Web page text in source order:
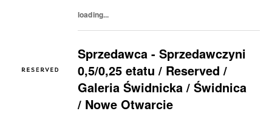
loading...
Sprzedawca - Sprzedawczyni
0,5/0,25 etatu / Reserved /
Galeria Świdnicka / Świdnica
/ Nowe Otwarcie